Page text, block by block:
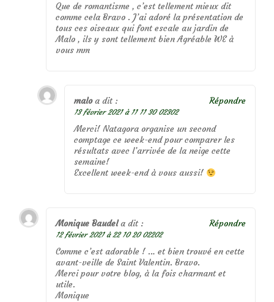
Que de romantisme , c’est tellement mieux dit
comme cela Bravo . J’ai adoré la présentation de
tous ces oiseaux qui font escale au jardin de
Malo , ils y sont tellement bien Agréable WE à
vous mm
malo a dit :
13 février 2021 à 11 11 30 02302
Merci! Natagora organise un second
comptage ce week-end pour comparer les
résultats avec l’arrivée de la neige cette
semaine!
Excellent week-end à vous aussi!
Répondre
Monique Baudel a dit :
12 février 2021 à 22 10 20 02202
Comme c’est adorable ! … et bien trouvé en cette
avant-veille de Saint Valentin. Bravo.
Merci pour votre blog, à la fois charmant et
utile.
Monique
Répondre